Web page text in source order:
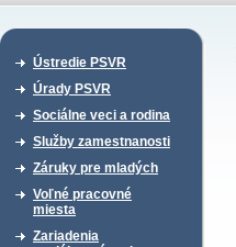
Ústredie PSVR
Úrady PSVR
Sociálne veci a rodina
Služby zamestnanosti
Záruky pre mladých
Voľné pracovné
miesta
Zariadenia